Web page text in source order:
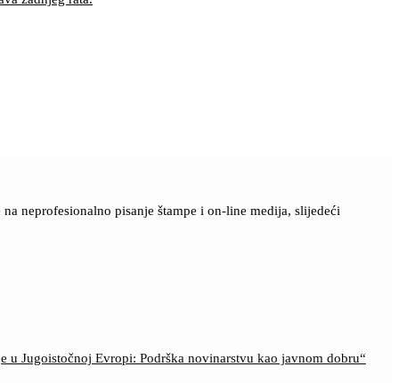
neprofesionalno pisanje štampe i on-line medija, slijedeći
Jugoistočnoj Evropi: Podrška novinarstvu kao javnom dobru“